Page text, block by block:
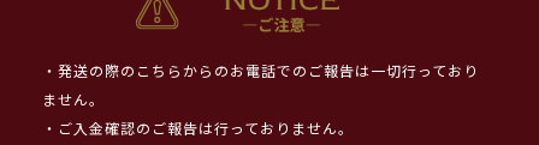
・発送の際のこちらからのお電話でのご報告は一切行っており
ません。
・ご入金確認のご報告は行っておりません。